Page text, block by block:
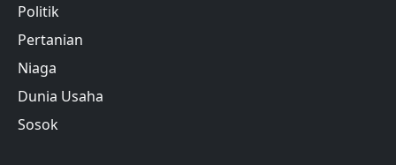
Politik
Pertanian
Niaga
Dunia Usaha
Sosok